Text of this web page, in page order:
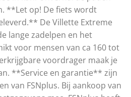
**Let op! De fiets wordt
De Villette Extreme
lange zadelpen en het
voor mensen van ca 160 tot
voordrager maak je
**Service en garantie** zijn
van FSNplus. Bij aankoop van